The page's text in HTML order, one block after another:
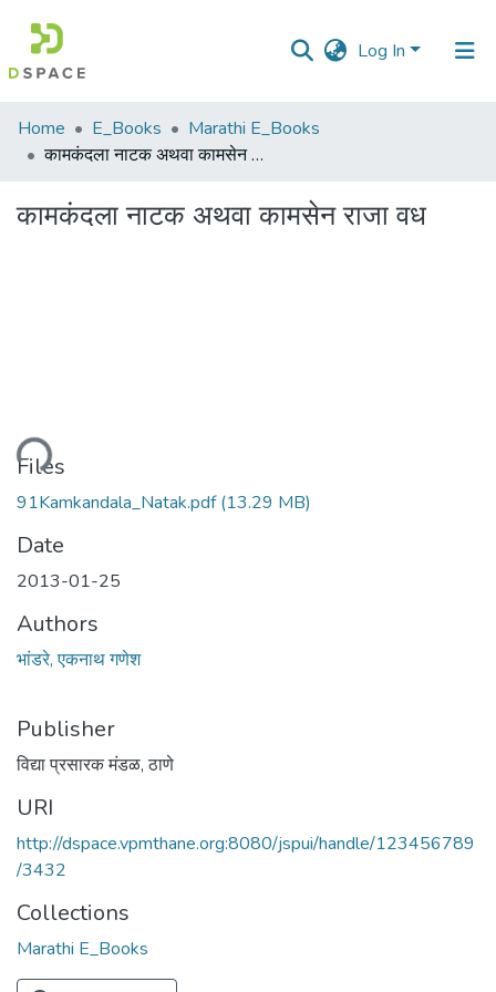
Log In
Communities
&
All of DSpace
Home E_Books
Marathi E_Books
कामकंदला नाटक अथवा कामसेन राजा वध
कामकंदला नाटक अथवा कामसेन राजा वध
Files
91Kamkandala_Natak.pdf(13.29 MB)
Date
2013-01-25
Authors
भांडरे, एकनाथ गणेश
Publisher
विद्या प्रसारक मंडळ, ठाणे
URI
http://dspace.vpmthane.org:8080/jspui/handle/123456789
/3432
Collections
Marathi E_Books